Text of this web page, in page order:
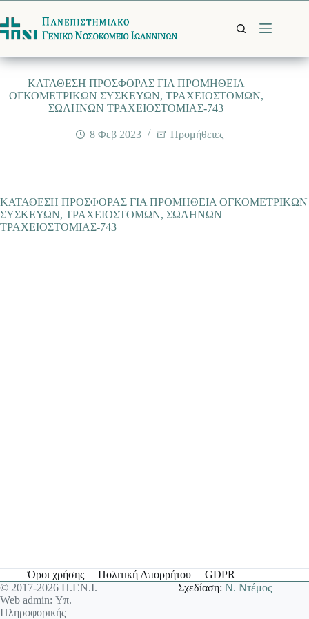
στο
περιεχόμενο
ΚΑΤΑΘΕΣΗ ΠΡΟΣΦΟΡΑΣ ΓΙΑ ΠΡΟΜΗΘΕΙΑ
ΟΓΚΟΜΕΤΡΙΚΩΝ ΣΥΣΚΕΥΩΝ, ΤΡΑΧΕΙΟΣΤΟΜΩΝ,
ΣΩΛΗΝΩΝ ΤΡΑΧΕΙΟΣΤΟΜΙΑΣ-743
8 Φεβ 2023 Προμήθειες
ΚΑΤΑΘΕΣΗ ΠΡΟΣΦΟΡΑΣ ΓΙΑ ΠΡΟΜΗΘΕΙΑ ΟΓΚΟΜΕΤΡΙΚΩΝ
ΣΥΣΚΕΥΩΝ, ΤΡΑΧΕΙΟΣΤΟΜΩΝ, ΣΩΛΗΝΩΝ
ΤΡΑΧΕΙΟΣΤΟΜΙΑΣ-743
Όροι χρήσης Πολιτική Απορρήτου
GDPR
© 2017-2026 Π.Γ.Ν.Ι. |
Web admin: Υπ.
Πληροφορικής
Σχεδίαση:Ν. Ντέμος